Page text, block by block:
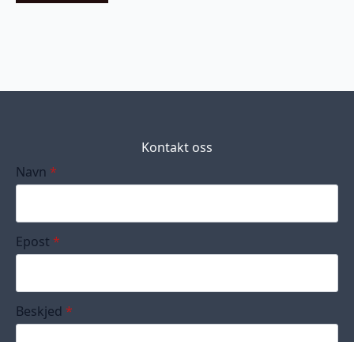
Kontakt oss
Navn *
Epost *
Beskjed *